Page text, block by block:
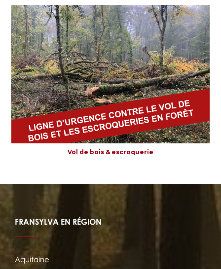
Vol de bois & escroquerie
FRANSYLVA EN RÉGION
Aquitaine